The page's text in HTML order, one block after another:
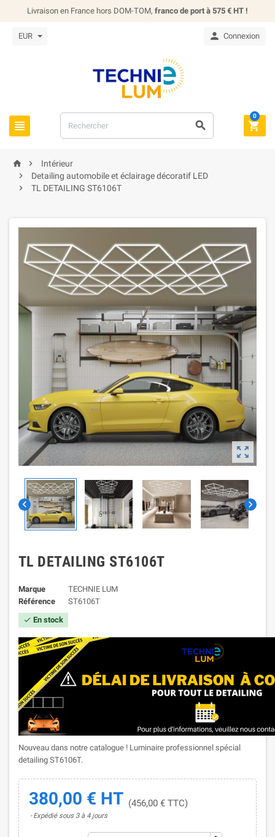
Livraison en France hors DOM-TOM, franco de port à 575 € HT !
EUR  Connexion
  
0
 
Intérieur

Detailing automobile et éclairage décoratif LED

TL DETAILING ST6106T

 
TL DETAILING ST6106T
Marque
TECHNIE LUM
Référence
ST6106T
 En stock
Nouveau dans notre catalogue ! Luminaire professionnel spécial
detailing ST6106T.
380,00 € HT (456,00 € TTC)
Expédié sous 3 à 4 jours